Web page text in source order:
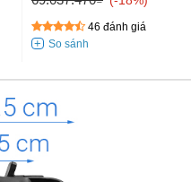
46 đánh giá